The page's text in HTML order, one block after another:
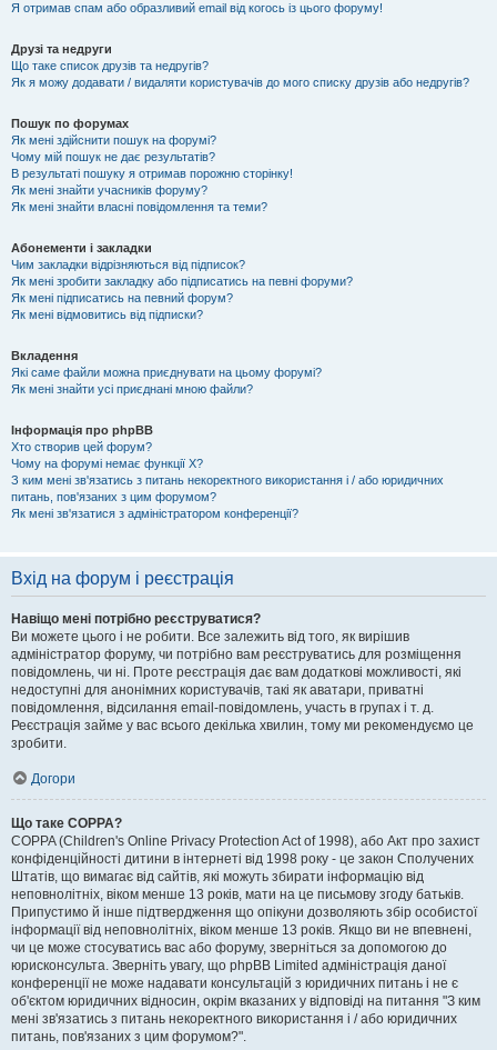
Я отримав спам або образливий email від когось із цього форуму!
Друзі та недруги
Що таке список друзів та недругів?
Як я можу додавати / видаляти користувачів до мого списку друзів або недругів?
Пошук по форумах
Як мені здійснити пошук на форумі?
Чому мій пошук не дає результатів?
В результаті пошуку я отримав порожню сторінку!
Як мені знайти учасників форуму?
Як мені знайти власні повідомлення та теми?
Абонементи і закладки
Чим закладки відрізняються від підписок?
Як мені зробити закладку або підписатись на певні форуми?
Як мені підписатись на певний форум?
Як мені відмовитись від підписки?
Вкладення
Які саме файли можна приєднувати на цьому форумі?
Як мені знайти усі приєднані мною файли?
Інформація про phpBB
Хто створив цей форум?
Чому на форумі немає функції X?
З ким мені зв'язатись з питань некоректного використання і / або юридичних
питань, пов'язаних з цим форумом?
Як мені зв'язатися з адміністратором конференції?
Вхід на форум і реєстрація
Навіщо мені потрібно реєструватися?
Ви можете цього і не робити. Все залежить від того, як вирішив
адміністратор форуму, чи потрібно вам реєструватись для розміщення
повідомлень, чи ні. Проте реєстрація дає вам додаткові можливості, які
недоступні для анонімних користувачів, такі як аватари, приватні
повідомлення, відсилання email-повідомлень, участь в групах і т. д.
Реєстрація займе у вас всього декілька хвилин, тому ми рекомендуємо це
зробити.
Догори
Що таке COPPA?
COPPA (Children's Online Privacy Protection Act of 1998), або Акт про захист
конфіденційності дитини в інтернеті від 1998 року - це закон Сполучених
Штатів, що вимагає від сайтів, які можуть збирати інформацію від
неповнолітніх, віком менше 13 років, мати на це письмову згоду батьків.
Припустимо й інше підтвердження що опікуни дозволяють збір особистої
інформації від неповнолітніх, віком менше 13 років. Якщо ви не впевнені,
чи це може стосуватись вас або форуму, зверніться за допомогою до
юрисконсульта. Зверніть увагу, що phpBB Limited адміністрація даної
конференції не може надавати консультацій з юридичних питань і не є
об'єктом юридичних відносин, окрім вказаних у відповіді на питання "З ким
мені зв'язатись з питань некоректного використання і / або юридичних
питань, пов'язаних з цим форумом?".